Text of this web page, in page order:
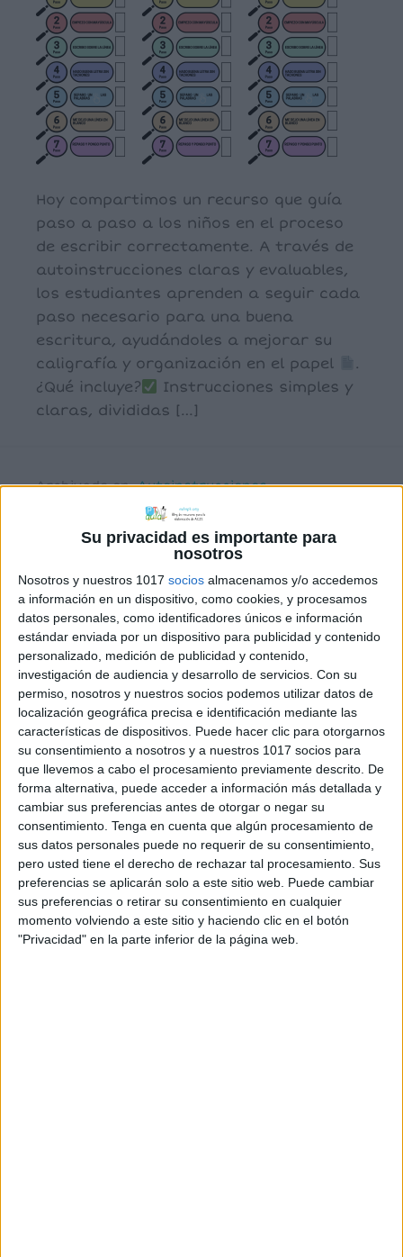
Su privacidad es importante para
nosotros
Nosotros y nuestros 1017 socios almacenamos y/o accedemos
a información en un dispositivo, como cookies, y procesamos
datos personales, como identificadores únicos e información
estándar enviada por un dispositivo para publicidad y contenido
personalizado, medición de publicidad y contenido,
investigación de audiencia y desarrollo de servicios. Con su
permiso, nosotros y nuestros socios podemos utilizar datos de
localización geográfica precisa e identificación mediante las
características de dispositivos. Puede hacer clic para otorgarnos
su consentimiento a nosotros y a nuestros 1017 socios para
que llevemos a cabo el procesamiento previamente descrito. De
forma alternativa, puede acceder a información más detallada y
cambiar sus preferencias antes de otorgar o negar su
consentimiento. Tenga en cuenta que algún procesamiento de
sus datos personales puede no requerir de su consentimiento,
pero usted tiene el derecho de rechazar tal procesamiento. Sus
preferencias se aplicarán solo a este sitio web. Puede cambiar
sus preferencias o retirar su consentimiento en cualquier
momento volviendo a este sitio y haciendo clic en el botón
"Privacidad" en la parte inferior de la página web.
Hoy compartimos un recurso que guía
paso a paso a los niños en el proceso
de escribir correctamente. A través de
autoinstrucciones claras y evaluables,
los estudiantes aprenden a seguir cada
paso necesario para una buena
escritura, ayudándoles a mejorar su
caligrafía y organización en el papel
.
¿Qué incluye?
Instrucciones simples y
claras, divididas […]
Archivado en:Autoinstrucciones,
Etiquetado con: disgrafía
grafomotricidad
AUTOINSTRUCCIONES-
ESCRITURA DE
ORACIONES
25 noviembre, 2022 by Mª Carmen Pérez
comentario